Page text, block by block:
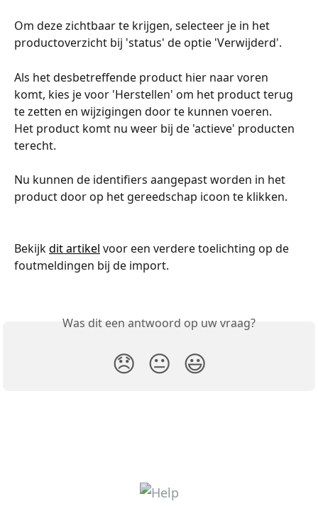
Om deze zichtbaar te krijgen, selecteer je in het
productoverzicht bij 'status' de optie 'Verwijderd'.
Als het desbetreffende product hier naar voren
komt, kies je voor 'Herstellen' om het product terug
te zetten en wijzigingen door te kunnen voeren.
Het product komt nu weer bij de 'actieve' producten
terecht.
Nu kunnen de identifiers aangepast worden in het
product door op het gereedschap icoon te klikken.
Bekijk dit artikel voor een verdere toelichting op de
foutmeldingen bij de import.
Was dit een antwoord op uw vraag?
😞 😐 😃